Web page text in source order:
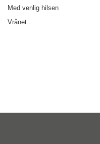
Med venlig hilsen
Vrånet